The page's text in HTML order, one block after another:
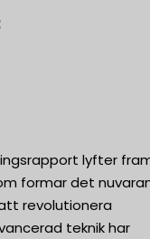
lyfter
formar det
revolutionera
teknik har